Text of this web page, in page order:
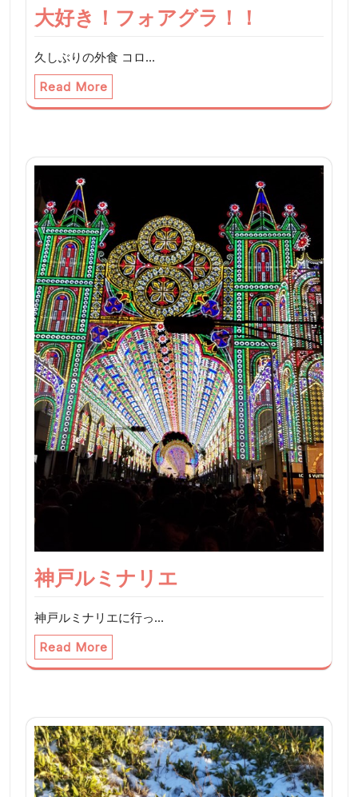
大好き！フォアグラ！！
久しぶりの外食 コロ…
Read More
神戸ルミナリエ
神戸ルミナリエに行っ…
Read More